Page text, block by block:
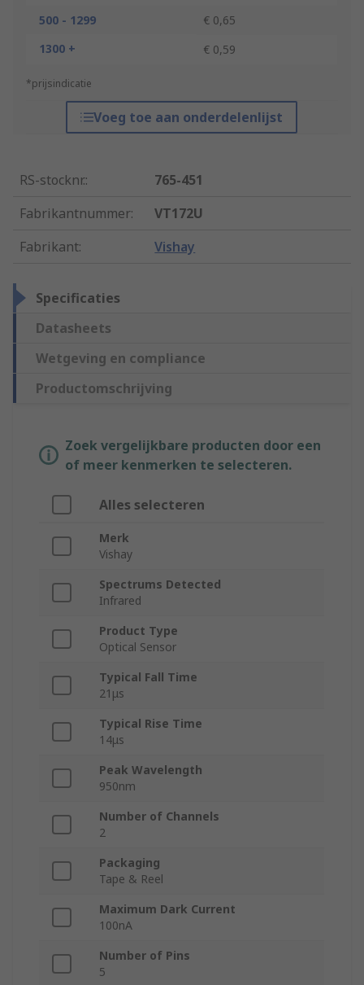
500 - 1299
€ 0,65
1300 +
€ 0,59
*prijsindicatie
Voeg toe aan onderdelenlijst
RS-stocknr.:
765-451
Fabrikantnummer:
VT172U
Fabrikant: Vishay
Specificaties
Datasheets
Wetgeving en compliance
Productomschrijving
Zoek vergelijkbare producten door een
of meer kenmerken te selecteren.
Alles selecteren
Merk
Vishay
Spectrums Detected
Infrared
Product Type
Optical Sensor
Typical Fall Time
21μs
Typical Rise Time
14μs
Peak Wavelength
950nm
Number of Channels
2
Packaging
Tape & Reel
Maximum Dark Current
100nA
Number of Pins
5